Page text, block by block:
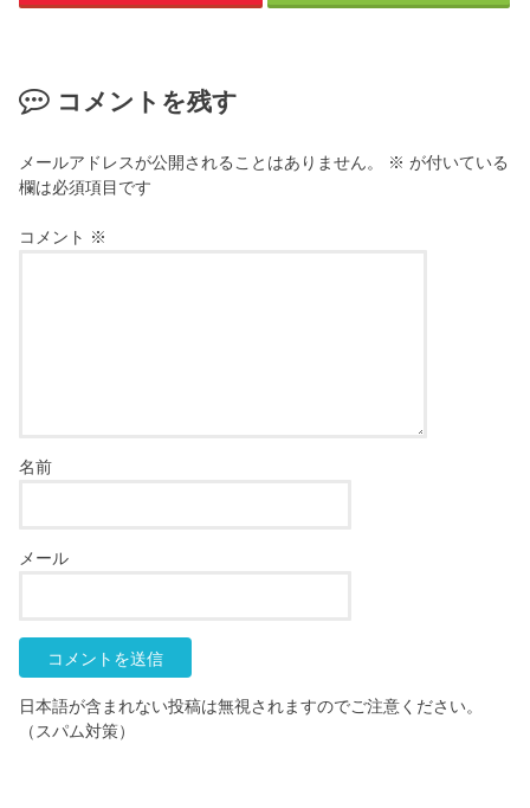
コメントを残す
メールアドレスが公開されることはありません。 ※ が付いている
欄は必須項目です
コメント ※
名前
メール
日本語が含まれない投稿は無視されますのでご注意ください。
（スパム対策）